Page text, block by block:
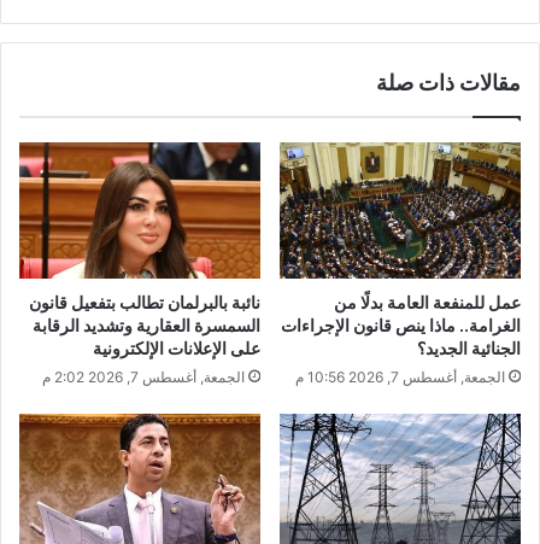
مقالات ذات صلة
عمل للمنفعة العامة بدلًا من
الغرامة.. ماذا ينص قانون الإجراءات
الجنائية الجديد؟
الجمعة, أغسطس 7, 2026 10:56 م
نائبة بالبرلمان تطالب بتفعيل قانون
السمسرة العقارية وتشديد الرقابة
على الإعلانات الإلكترونية
الجمعة, أغسطس 7, 2026 2:02 م